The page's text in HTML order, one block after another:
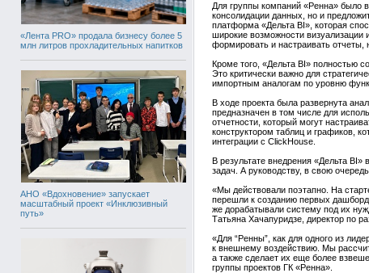
«Лента PRO» продала бизнесу более 5
млн литров прохладительных напитков
АНО «Вдохновение» запускает
масштабный проект «Инклюзивный
путь»
Для группы компаний «Ренна» было
консолидации данных, но и
платформа «Дельта BI», которая
широкие возможности визуализации
формировать и настраивать отчеты,
Кроме того, «Дельта BI» полностью
Это критически важно для
импортным аналогам по уровню
В ходе проекта была развернута
предназначен в том числе для
отчетности, который могут
конструктором таблиц и графиков,
интеграции с ClickHouse.
В результате внедрения «Дельта
задач. А руководству, в свою
«Мы действовали поэтапно. На
перешли к созданию первых
же дорабатывали систему под их
Татьяна Хачапуридзе, директор по
«Для “Ренны”, как для одного из
к внешнему воздействию. Мы
а также сделает их еще более
группы проектов ГК «Ренна».